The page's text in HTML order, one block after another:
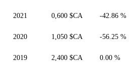
2021 0,600 $CA -42.86 %
2020 1,050 $CA -56.25 %
2019 2,400 $CA 0.00 %